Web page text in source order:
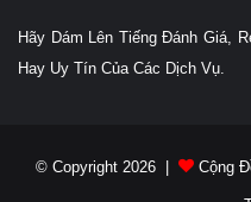
Hãy Dám Lên Tiếng Đánh Giá,
Hay Uy Tín Của Các Dịch Vụ.
© Copyright 2026 | Cộng